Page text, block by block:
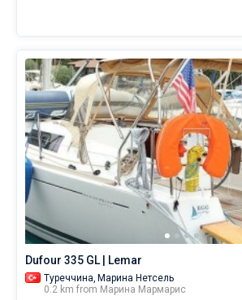
Dufour 335 GL | Lemar
Туреччина, Марина Нетсель
0.2 km from Марина Мармарис